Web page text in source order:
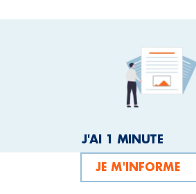
J'AI 1 MINUTE
JE M'INFORME